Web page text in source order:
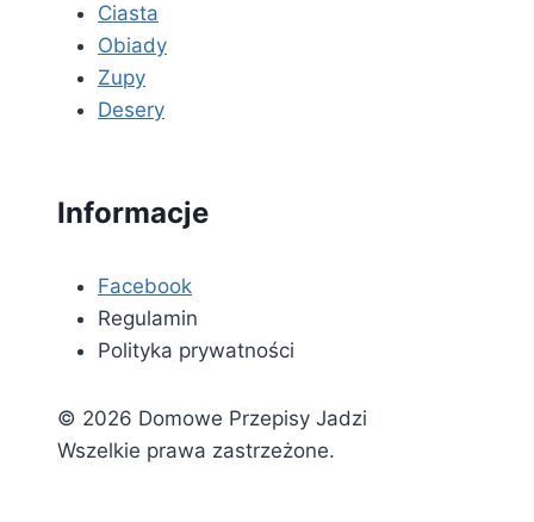
Ciasta
Obiady
Zupy
Desery
Informacje
Facebook
Regulamin
Polityka prywatności
© 2026 Domowe Przepisy Jadzi
Wszelkie prawa zastrzeżone.